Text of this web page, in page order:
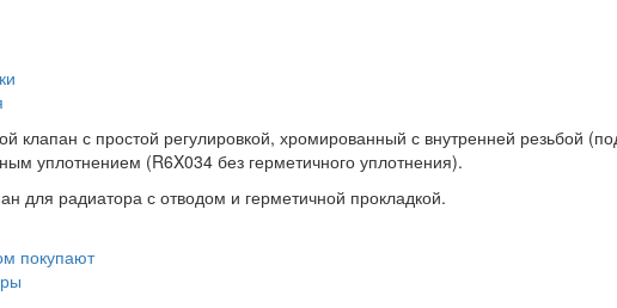
клапан с простой регулировкой, хромированный с внутренней резьбой
уплотнением (R6X034 без герметичного уплотнения).
для радиатора с отводом и герметичной прокладкой.
покупают